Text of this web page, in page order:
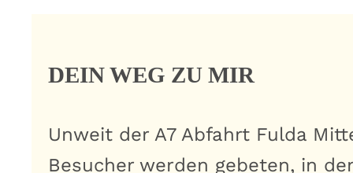
DEIN WEG ZU MIR
Unweit der A7 Abfahrt Fulda
Besucher werden gebeten, in